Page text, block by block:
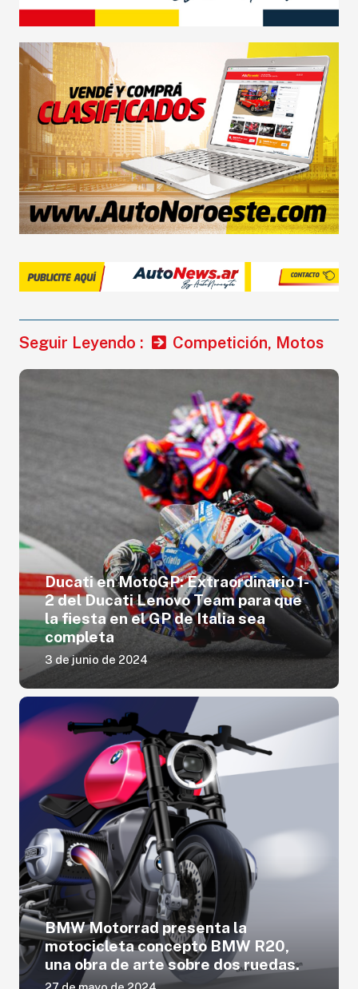
Seguir Leyendo : Competición, Motos
Ducati en MotoGP: Extraordinario 1-
2 del Ducati Lenovo Team para que
la fiesta en el GP de Italia sea
completa
3 de junio de 2024
BMW Motorrad presenta la
motocicleta concepto BMW R20,
una obra de arte sobre dos ruedas.